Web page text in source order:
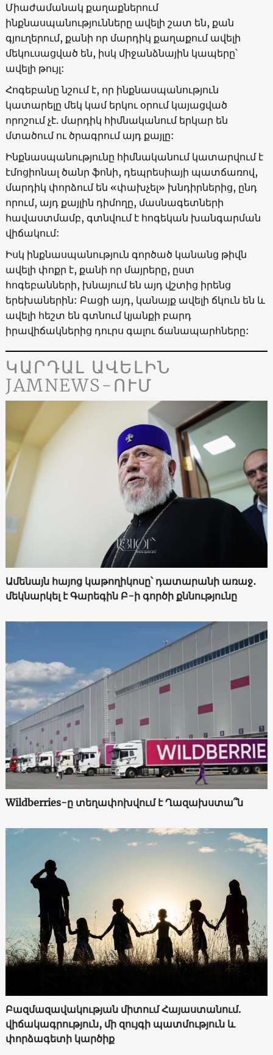
Միաժամանակ քաղաքներում
ինքնասպանությունները ավելի շատ են, քան
գյուղերում, քանի որ մարդիկ քաղաքում ավելի
մեկուսացված են, իսկ միջանձնային կապերը՝
ավելի թույլ:
Հոգեբանը նշում է, որ ինքնասպանություն
կատարելը մեկ կամ երկու օրում կայացված
որոշում չէ. մարդիկ հիմնականում երկար են
մտածում ու ծրագրում այդ քայլը:
Ինքնասպանությունը հիմնականում կատարվում է
էմոցիոնալ ծանր ֆոնի, դեպրեսիայի պատճառով,
մարդիկ փորձում են «փախչել» խնդիրներից, ընդ
որում, այդ քայլին դիմողը, մասնագետների
հավաստմամբ, գտնվում է հոգեկան խանգարման
վիճակում:
Իսկ ինքնասպանություն գործած կանանց թիվն
ավելի փոքր է, քանի որ մայրերը, ըստ
հոգեբանների, խնայում են այդ վշտից իրենց
երեխաներին: Բացի այդ, կանայք ավելի ճկուն են և
ավելի հեշտ են գտնում կյանքի բարդ
իրավիճակներից դուրս գալու ճանապարհները:
ԿԱՐԴԱԼ ԱՎԵԼԻՆ
JAMNEWS-ՈՒՄ
Ամենայն հայոց կաթողիկոսը՝ դատարանի առաջ․
մեկնարկել է Գարեգին Բ-ի գործի քննությունը
Wildberries-ը տեղափոխվում է Ղազախստա՞ն
Բազմազավակության միտում Հայաստանում.
վիճակագրություն, մի զույգի պատմություն և
փորձագետի կարծիք